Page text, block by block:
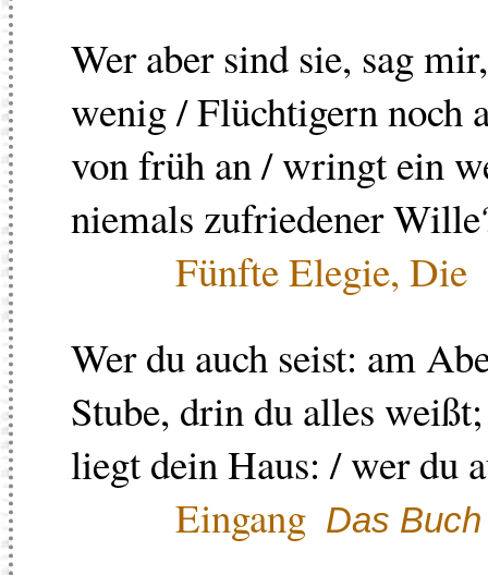
Wer aber sind sie, sag
wenig / Flüchtigern noch
von früh an / wringt ein
niemals zufriedener
Fünfte Elegie, Die
Wer du auch seist: am
Stube, drin du alles
liegt dein Haus: / wer du
Eingang Das